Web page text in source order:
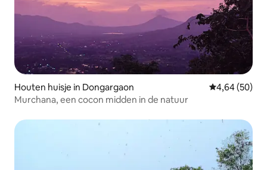
Houten huisje in Dongargaon Gemiddelde
4,64 (50)
Murchana, een cocon midden in de natuur